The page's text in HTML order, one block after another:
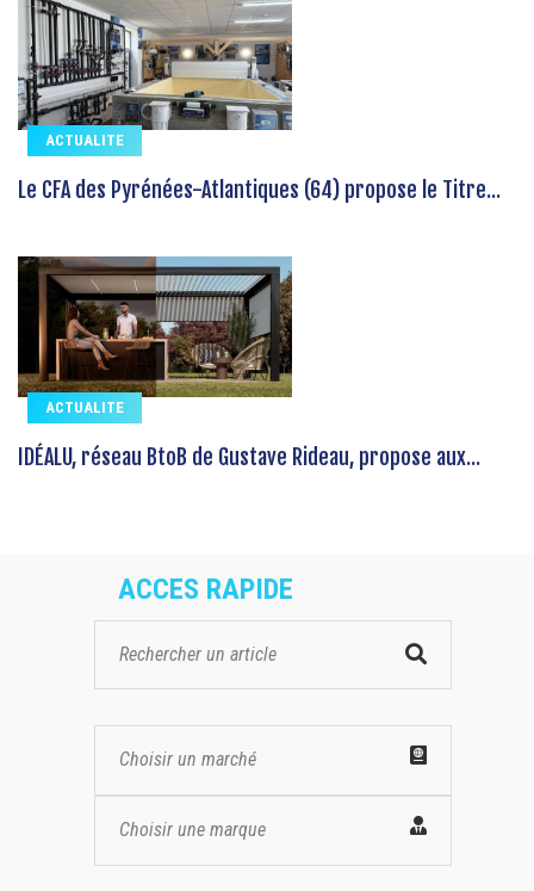
ACTUALITE
Le CFA des Pyrénées-Atlantiques (64) propose le Titre...
ACTUALITE
IDÉALU, réseau BtoB de Gustave Rideau, propose aux...
ACCES RAPIDE
Choisir un marché
Choisir une marque